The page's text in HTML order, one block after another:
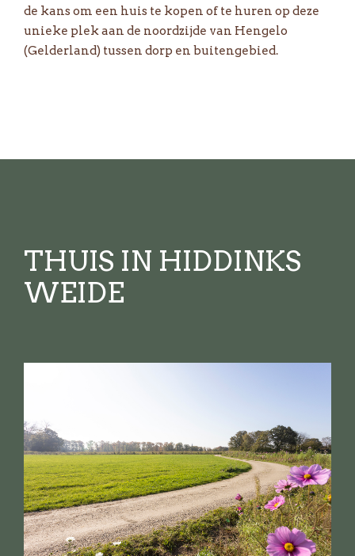
de kans om een huis te kopen of te huren op deze
unieke plek aan de noordzijde van Hengelo
(Gelderland) tussen dorp en buitengebied.
THUIS IN HIDDINKS
WEIDE